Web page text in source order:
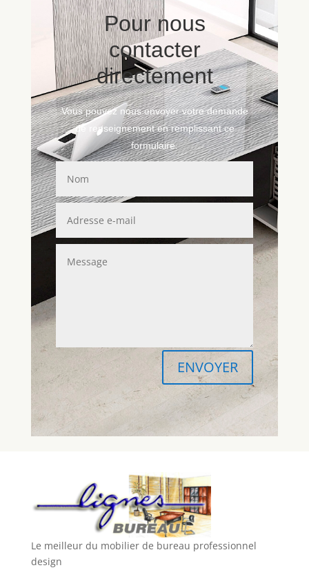
Pour nous
contacter
directement
Vous pouvez nous envoyer votre demande
de renseignement en remplissant ce
formulaire.
ENVOYER
Le meilleur du mobilier de bureau professionnel
design